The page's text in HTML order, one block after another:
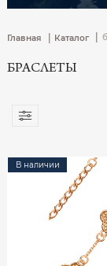
Главная | Каталог
БРАСЛЕТЫ
В наличии